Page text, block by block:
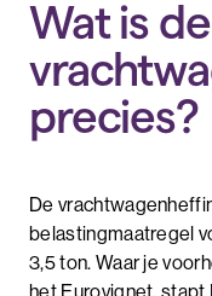
Wat is de
precies?
De
belastingmaatregel
3,5 ton. Waar je